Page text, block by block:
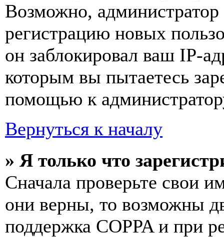
Возможно,
регистрацию новых
он заблокировал ваш IP-
которым вы пытаетесь
помощью к
Вернуться к началу
» Я только что
Сначала проверьте свои
они верны, то возможны
поддержка COPPA и при